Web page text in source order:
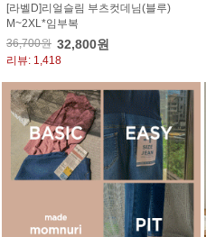
[라벨D]리얼슬림 부츠컷데님(블루)
M~2XL*임부복
36,700원 32,800원
리뷰: 1,418